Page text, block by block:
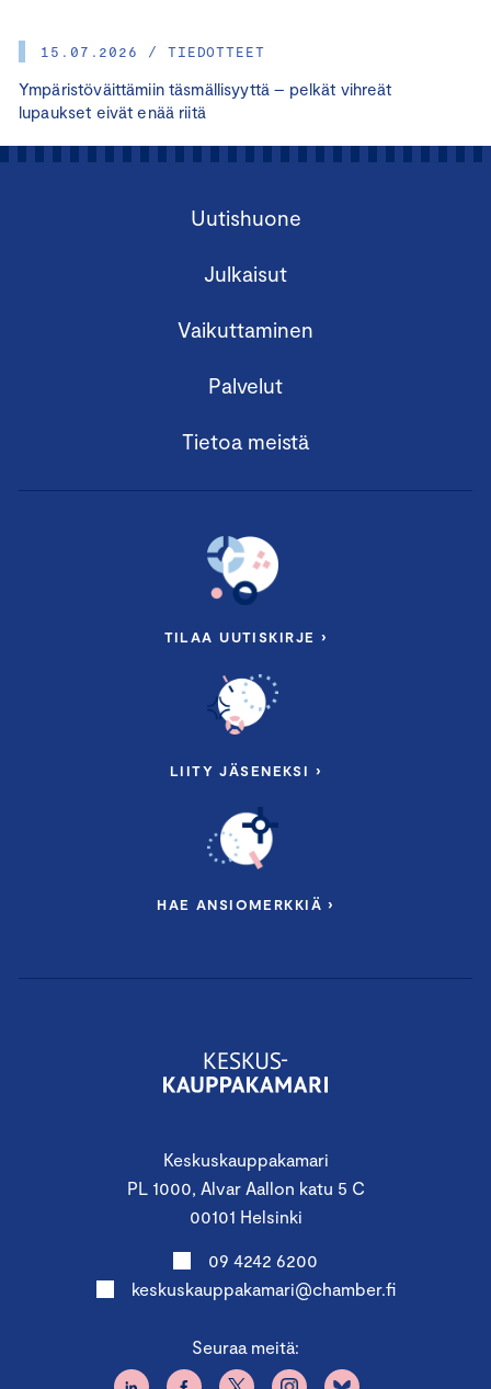
15.07.2026 / TIEDOTTEET
Ympäristöväittämiin täsmällisyyttä – pelkät vihreät
lupaukset eivät enää riitä
Keskuskauppakamari
PL 1000, Alvar Aallon katu 5 C
00101 Helsinki
09 4242 6200
keskuskauppakamari@chamber.fi
Seuraa meitä:
Uutishuone
Julkaisut
Vaikuttaminen
Palvelut
Tietoa meistä
TILAA UUTISKIRJE ›
LIITY JÄSENEKSI ›
HAE ANSIOMERKKIÄ ›